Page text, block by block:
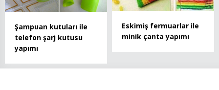
Şampuan kutuları ile
telefon şarj kutusu
yapımı
Eskimiş fermuarlar ile
minik çanta yapımı